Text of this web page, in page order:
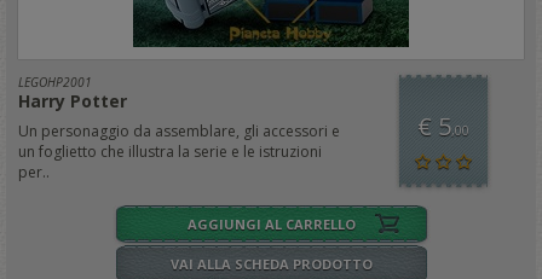
LEGOHP2001
Harry Potter
Un personaggio da assemblare, gli accessori e
un foglietto che illustra la serie e le istruzioni
per..
€ 5,00
AGGIUNGI AL CARRELLO
VAI ALLA SCHEDA PRODOTTO